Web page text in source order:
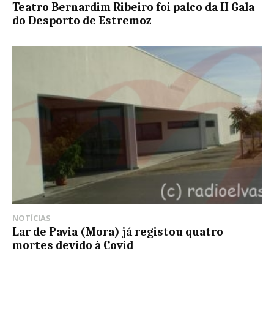
Teatro Bernardim Ribeiro foi palco da II Gala
do Desporto de Estremoz
NOTÍCIAS
Lar de Pavia (Mora) já registou quatro
mortes devido à Covid